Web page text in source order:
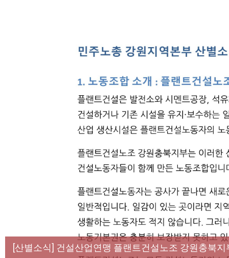
[성명] 막을 수 있었던 죽음, HL만도가 책임져라 : 청
[산별소식] 건설산업연맹 플랜트건설노조 강원충북지
[강릉,속초,원주,춘천] 폭염감시단 사업 이모저모
[조합원☆인터뷰] 서비스연맹 전국학교비정규직노동
[본부소식] 강원지역 노동자 합창단 모임